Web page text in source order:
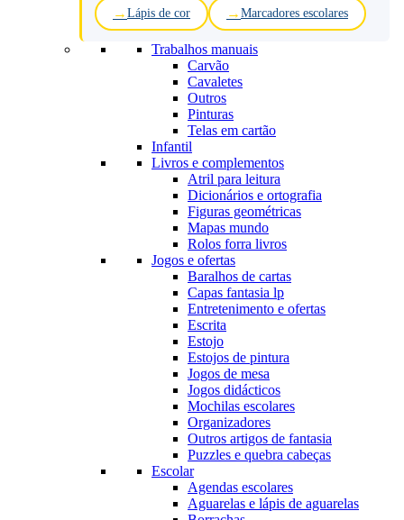
Lápis de cor Marcadores escolares
Trabalhos manuais
Carvão
Cavaletes
Outros
Pinturas
Telas em cartão
Infantil
Livros e complementos
Atril para leitura
Dicionários e ortografia
Figuras geométricas
Mapas mundo
Rolos forra livros
Jogos e ofertas
Baralhos de cartas
Capas fantasia lp
Entretenimento e ofertas
Escrita
Estojo
Estojos de pintura
Jogos de mesa
Jogos didácticos
Mochilas escolares
Organizadores
Outros artigos de fantasia
Puzzles e quebra cabeças
Escolar
Agendas escolares
Aguarelas e lápis de aguarelas